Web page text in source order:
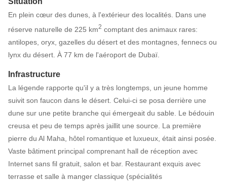
En plein cœur des dunes, à l'extérieur des localités. Dans une
réserve naturelle de 225 km2 comptant des animaux rares:
antilopes, oryx, gazelles du désert et des montagnes, fennecs ou
lynx du désert. À 77 km de l'aéroport de Dubaï.
Infrastructure
La légende rapporte qu'il y a très longtemps, un jeune homme
suivit son faucon dans le désert. Celui-ci se posa derrière une
dune sur une petite branche qui émergeait du sable. Le bédouin
creusa et peu de temps après jaillit une source. La première
pierre du Al Maha, hôtel romantique et luxueux, était ainsi posée.
Vaste bâtiment principal comprenant hall de réception avec
Internet sans fil gratuit, salon et bar. Restaurant exquis avec
terrasse et salle à manger classique (spécialités